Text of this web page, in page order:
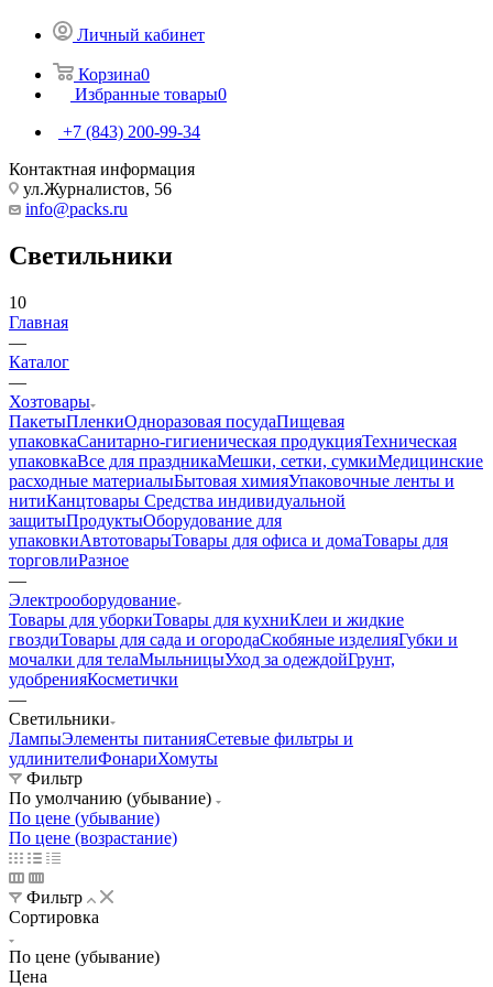
Личный кабинет
Корзина0
Избранные товары0
+7 (843) 200-99-34
Контактная информация
ул.Журналистов, 56
info@packs.ru
Светильники
10
Главная
—
Каталог
—
Хозтовары
ПакетыПленкиОдноразовая посудаПищевая
упаковкаСанитарно-гигиеническая продукцияТехническая
упаковкаВсе для праздникаМешки, сетки, сумкиМедицинские
расходные материалыБытовая химияУпаковочные ленты и
нитиКанцтовары Средства индивидуальной
защитыПродуктыОборудование для
упаковкиАвтотоварыТовары для офиса и домаТовары для
торговлиРазное
—
Электрооборудование
Товары для уборкиТовары для кухниКлеи и жидкие
гвоздиТовары для сада и огородаСкобяные изделияГубки и
мочалки для телаМыльницыУход за одеждойГрунт,
удобренияКосметички
—
Светильники
ЛампыЭлементы питанияСетевые фильтры и
удлинителиФонариХомуты
Фильтр
По умолчанию (убывание)
По цене (убывание)
По цене (возрастание)
Фильтр
Сортировка
По цене (убывание)
Цена